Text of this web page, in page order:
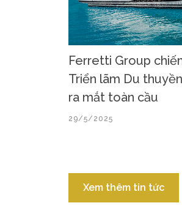
Ferretti Group
Triển lãm Du
ra mắt toàn cầu
29/5/2025
Xem thêm tin tức